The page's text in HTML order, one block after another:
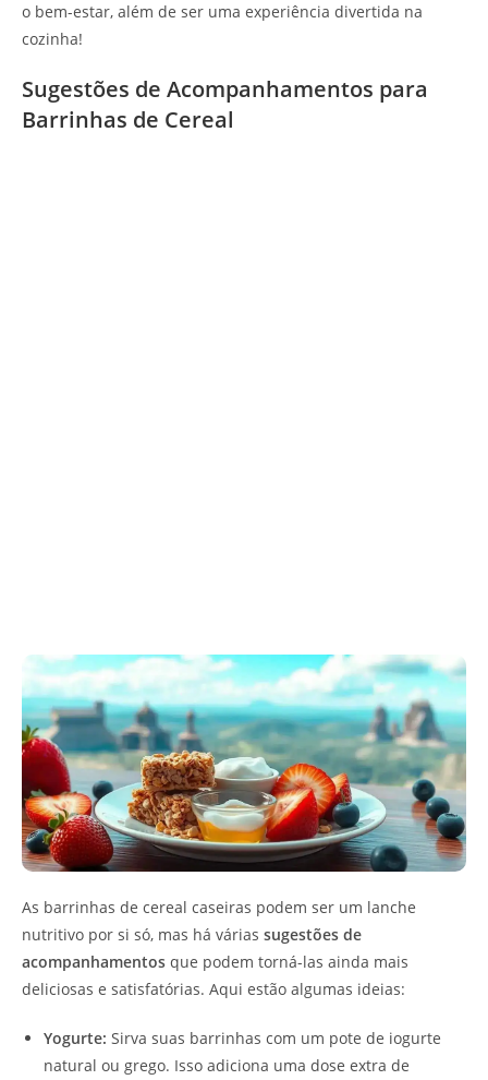
o bem-estar, além de ser uma experiência divertida na
cozinha!
Sugestões de Acompanhamentos para
Barrinhas de Cereal
As barrinhas de cereal caseiras podem ser um lanche
nutritivo por si só, mas há várias sugestões de
acompanhamentos que podem torná-las ainda mais
deliciosas e satisfatórias. Aqui estão algumas ideias:
Yogurte: Sirva suas barrinhas com um pote de iogurte
natural ou grego. Isso adiciona uma dose extra de